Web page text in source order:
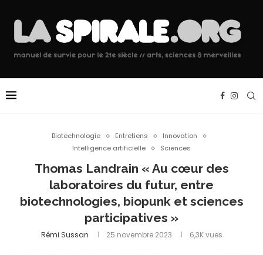
Biotechnologie Entretiens
Innovation
Intelligence artificielle
Sciences
Thomas Landrain « Au cœur des
laboratoires du futur, entre
biotechnologies, biopunk et sciences
participatives »
Rémi Sussan 25 novembre 2023 6,3Kvues